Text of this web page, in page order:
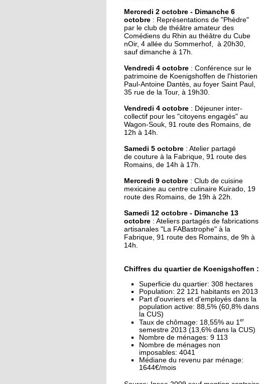
Le local de l'école de
musique du CSC restauré
28 septembre 2019
Une épicerie solidaire
ouvre dans l'Hôtel de la
rue
28 septembre 2019
Vide-grenier au foyer
Saint-Arbogast ce
dimanche
27 septembre 2019
J'ai testé pour vous la
danse Kpop
27 septembre 2019
Une maison mitoyenne
détruite par un incendie
26 septembre 2019
Hohberg ce vendredi
26 septembre 2019
La fête de rentrée de la
Montagne-Verte signe
son retour
25 septembre 2019
Le CSC Camille Claus
embauche des CDD pour
Mercredi 2 octobre - Dimanche 6
octobre : Représentations de "Phèdre"
par le club de théâtre amateur des
Comédiens du Rhin au théâtre du Cube
nOir, 4 allée du Sommerhof, à 20h30,
sauf dimanche à 17h.
Vendredi 4 octobre : Conférence sur le
patrimoine de Koenigshoffen de l'historien
Paul-Antoine Dantès, au foyer Saint Paul,
35 rue de la Tour, à 19h30.
Vendredi 4 octobre : Déjeuner inter-
collectif pour les "citoyens engagés" au
Wagon-Souk, 91 route des Romains, de
12h à 14h.
Samedi 5 octobre : Atelier partagé
de couture à la Fabrique, 91 route des
Romains, de 14h à 17h.
Mercredi 9 octobre : Club de cuisine
mexicaine au centre culinaire Kuirado, 19
route des Romains, de 19h à 22h.
Samedi 12 octobre - Dimanche 13
octobre : Ateliers partagés de fabrications
artisanales "La FABastrophe" à la
Fabrique, 91 route des Romains, de 9h à
14h.
Chiffres du quartier de Koenigshoffen :
Superficie du quartier: 308 hectares
Population: 22 121 habitants en 2013
Part d'ouvriers et d'employés dans la
population active: 88,5% (60,8% dans
la CUS)
Taux de chômage: 18,55% au 1 er
semestre 2013 (13,6% dans la CUS)
Nombre de ménages: 9 113
Nombre de ménages non
imposables: 4041
Médiane du revenu par ménage:
1644€/mois